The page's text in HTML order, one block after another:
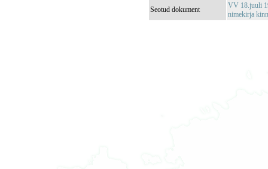
Seotud dokument
VV 18.juuli
nimekirja